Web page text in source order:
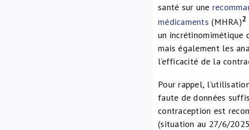
santé sur une
médicaments (MHRA)2
un incrétinomimétique
mais également les
l’efficacité de la
Pour rappel,
faute de données
contraception est
(situation au 27/6/